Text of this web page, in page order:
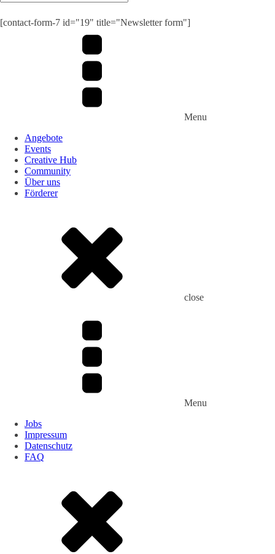
[contact-form-7 id="19" title="Newsletter form"]
Menu
Angebote
Events
Creative Hub
Community
Über uns
Förderer
close
Menu
Jobs
Impressum
Datenschutz
FAQ